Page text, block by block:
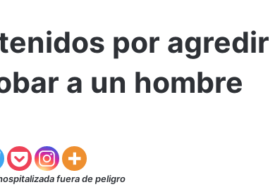
por
a un hombre
fuera de peligro